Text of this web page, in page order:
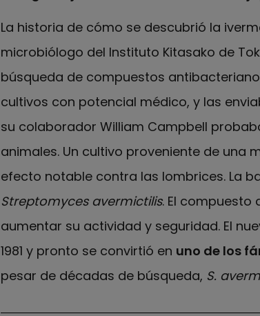
La historia de cómo se descubrió la
microbiólogo del Instituto Kitasako de
búsqueda de compuestos
cultivos con potencial médico, y las
su colaborador William Campbell
animales. Un cultivo proveniente de una
efecto notable contra las lombrices. La
Streptomyces avermictilis. El
aumentar su actividad y seguridad. El
1981 y pronto se convirtió en uno de los
pesar de décadas de búsqueda, S.